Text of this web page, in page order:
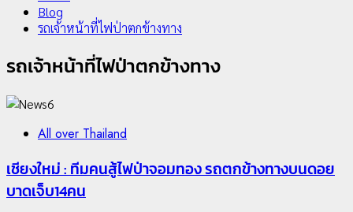
Blog
รถเจ้าหน้าที่ไฟป่าตกข้างทาง
รถเจ้าหน้าที่ไฟป่าตกข้างทาง
All over Thailand
เชียงใหม่ : ทีมคนสู้ไฟป่าจอมทอง รถตกข้างทางบนดอย
บาดเจ็บ14คน
Chiangrai Municipality
Study